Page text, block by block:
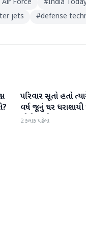
Force #India
jets #defense
રાષ્ટ્રીય
પરિવાર સૂતો હતો
વર્ષ જૂનું ઘર
લોકોના મોત
2 કલાક પહેલા